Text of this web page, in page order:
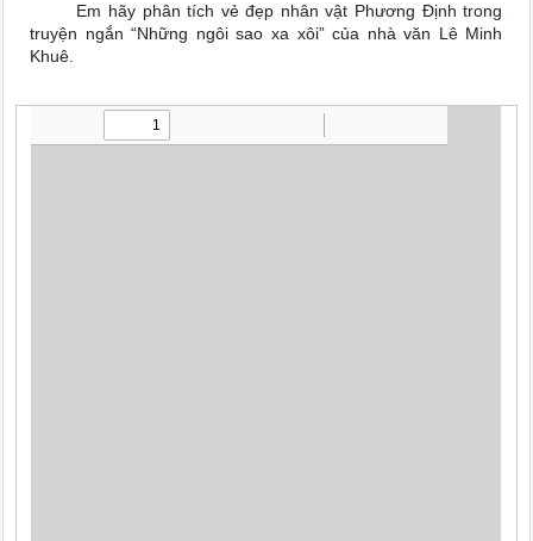
Em hãy phân tích vẻ đẹp nhân vật Phương Định trong
truyện ngắn “Những ngôi sao xa xôi” của nhà văn Lê Minh
Khuê.